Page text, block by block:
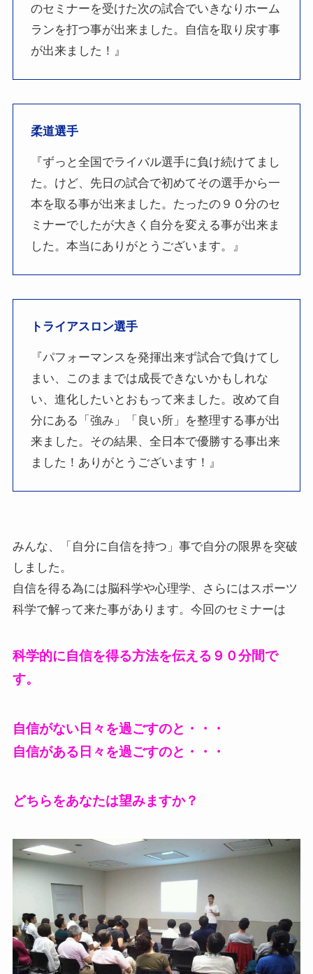
のセミナーを受けた次の試合でいきなりホーム
ランを打つ事が出来ました。自信を取り戻す事
が出来ました！』
柔道選手
『ずっと全国でライバル選手に負け続けてまし
た。けど、先日の試合で初めてその選手から一
本を取る事が出来ました。たったの９０分のセ
ミナーでしたが大きく自分を変える事が出来ま
した。本当にありがとうございます。』
トライアスロン選手
『パフォーマンスを発揮出来ず試合で負けてし
まい、このままでは成長できないかもしれな
い、進化したいとおもって来ました。改めて自
分にある「強み」「良い所」を整理する事が出
来ました。その結果、全日本で優勝する事出来
ました！ありがとうございます！』
みんな、「自分に自信を持つ」事で自分の限界を突破
しました。
自信を得る為には脳科学や心理学、さらにはスポーツ
科学で解って来た事があります。今回のセミナーは
科学的に自信を得る方法を伝える９０分間で
す。
自信がない日々を過ごすのと・・・
自信がある日々を過ごすのと・・・
どちらをあなたは望みますか？